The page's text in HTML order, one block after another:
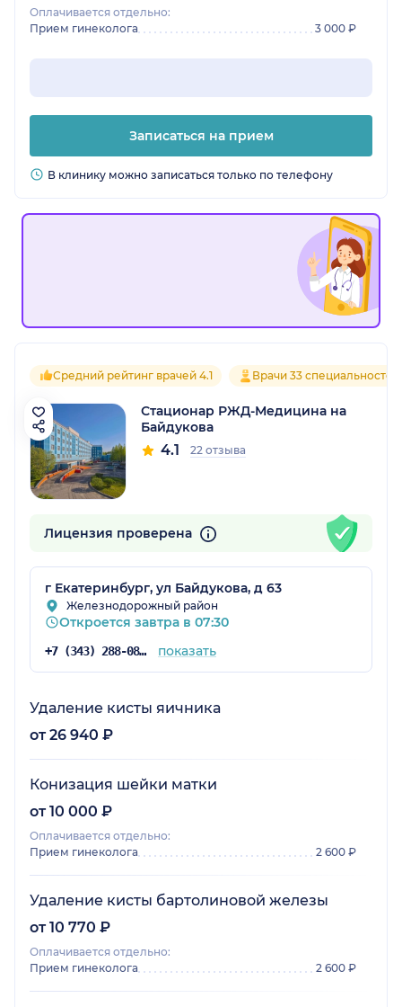
Оплачивается отдельно:
Прием гинеколога
3 000 ₽
Записаться на прием
В клинику можно записаться только по телефону
Средний рейтинг врачей 4.1 Врачи 33 специальностей
Стационар РЖД-Медицина на
Байдукова
4.1 22 отзыва
Лицензия проверена
г Екатеринбург, ул Байдукова, д 63
Железнодорожный район
Откроется завтра в 07:30
+7 (343) 288-08-21 показать
Удаление кисты яичника
от 26 940 ₽
Конизация шейки матки
от 10 000 ₽
Оплачивается отдельно:
Прием гинеколога
2 600 ₽
Удаление кисты бартолиновой железы
от 10 770 ₽
Оплачивается отдельно:
Прием гинеколога
2 600 ₽